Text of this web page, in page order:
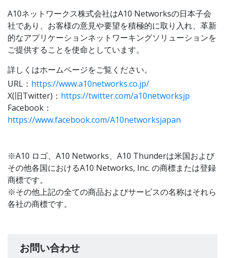
A10ネットワークス株式会社はA10 Networksの日本子会
社であり、お客様の意見や要望を積極的に取り入れ、革新
的なアプリケーションネットワーキングソリューションを
ご提供することを使命としています。
詳しくはホームページをご覧ください。
URL： https://www.a10networks.co.jp/
X(旧Twitter)： https://twitter.com/a10networksjp
Facebook：
https://www.facebook.com/A10networksjapan
※A10 ロゴ、A10 Networks、A10 Thunderは米国および
その他各国におけるA10 Networks, Inc. の商標または登録
商標です。
※その他上記の全ての商品およびサービスの名称はそれら
各社の商標です。
お問い合わせ